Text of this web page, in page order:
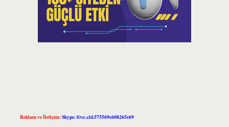
Reklam ve İletişim:Skype: live:.cid.575569c608265c69